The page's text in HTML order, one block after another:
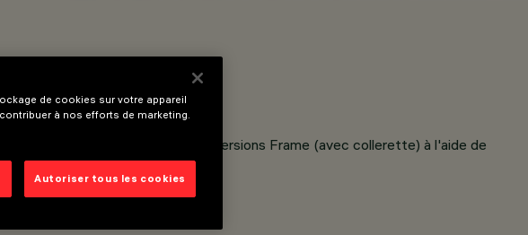
ou de 1 à 25 mm pour les versions Frame (avec collerette) à l'aide de
efficace sur la paroi.
de cookies sur votre appareil
à nos efforts de marketing.
Autoriser tous les cookies